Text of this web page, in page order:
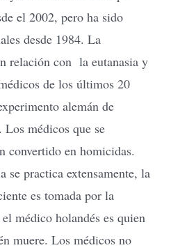
el 2002, pero ha sido
desde 1984. La
relación con la eutanasia y
de los últimos 20
alemán de
médicos que se
convertido en homicidas.
se practica extensamente, la
es tomada por la
médico holandés es quien
muere. Los médicos no